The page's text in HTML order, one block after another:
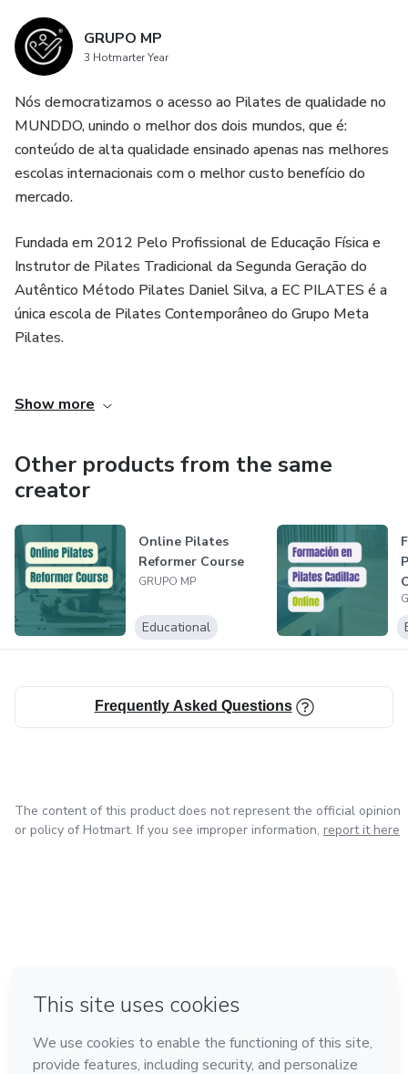
GRUPO MP
3 Hotmarter Year
Nós democratizamos o acesso ao Pilates de qualidade no
MUNDDO, unindo o melhor dos dois mundos, que é:
conteúdo de alta qualidade ensinado apenas nas melhores
escolas internacionais com o melhor custo benefício do
mercado.
Fundada em 2012 Pelo Profissional de Educação Física e
Instrutor de Pilates Tradicional da Segunda Geração do
Autêntico Método Pilates Daniel Silva, a EC PILATES é a
única escola de Pilates Contemporâneo do Grupo Meta
Pilates.
mundo desde a fundação da escola em 2012, vários cases
estúdios de Pilates até alunos que trabalham como
instrutores de Pilates.
Show more
Other products from the same
creator
Online Pilates
Reformer Course
GRUPO MP
Educational
Frequently Asked Questions
The content of this product does not represent the official opinion
or policy of Hotmart. If you see improper information, report it here
Made with❤ in Mexico City